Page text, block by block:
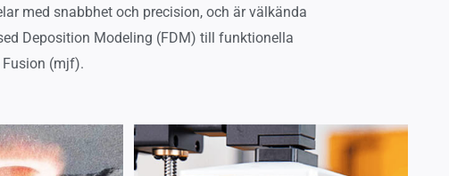
med snabbhet och precision, och är välkända
Deposition Modeling (FDM) till funktionella
(mjf).